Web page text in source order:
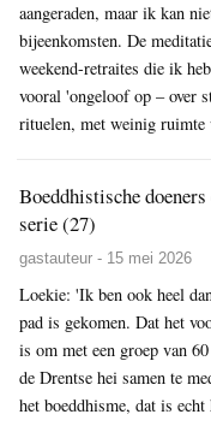
aangeraden, maar ik kan
bijeenkomsten. De
weekend-retraites die ik
vooral 'ongeloof op – over
rituelen, met weinig ruimte
Boeddhistische doeners
serie (27)
gastauteur - 15 mei 2026
Loekie: 'Ik ben ook heel
pad is gekomen. Dat het
is om met een groep van
de Drentse hei samen te
het boeddhisme, dat is echt